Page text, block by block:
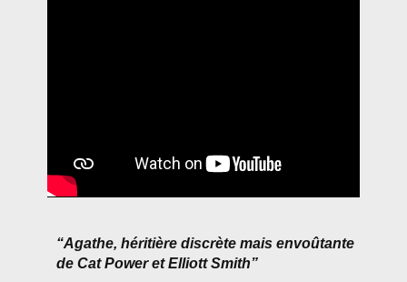
“Agathe, héritière discrète mais envoûtante
de Cat Power et Elliott Smith”